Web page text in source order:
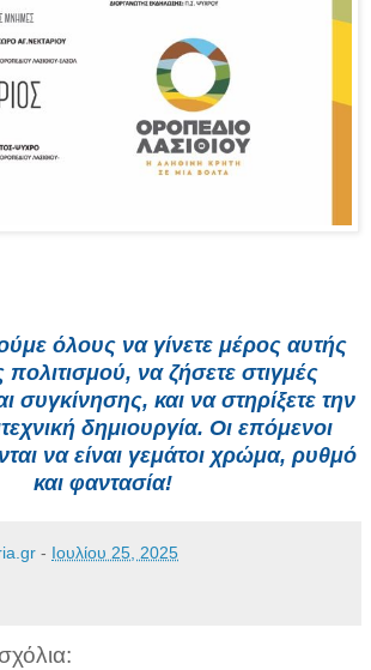
όλους να γίνετε μέρος αυτής
πολιτισμού, να ζήσετε στιγμές
συγκίνησης, και να στηρίξετε την
δημιουργία. Οι επόμενοι
να είναι γεμάτοι χρώμα, ρυθμό
και φαντασία!
- Ιουλίου 25, 2025